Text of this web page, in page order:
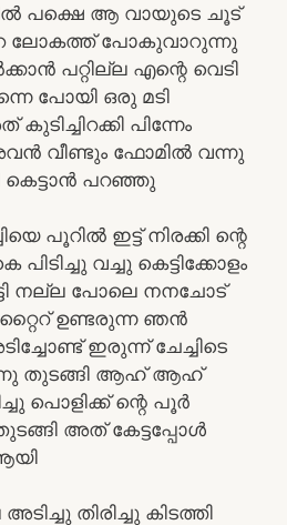
പക്ഷെ ആ വായുടെ ചൂട്
ലോകത്ത് പോകുവാറുന്നു
പറ്റില്ല എന്റെ വെടി
പോയി ഒരു മടി
പിന്നേം
വീണ്ടും ഫോമിൽ വന്നു
കെട്ടാൻ പറഞ്ഞു
പൂറിൽ ഇട്ട് നിരക്കി ന്റെ
പിടിച്ചു വച്ചു കെട്ടിക്കോളം
നല്ല പോലെ നനചോട്
റ്റൈറ് ഉണ്ടരുന്ന ഞൻ
ഇരുന്ന് ചേച്ചിടെ
തുടങ്ങി ആഹ് ആഹ്
പൊളിക്ക് ന്റെ പൂർ
അത് കേട്ടപ്പോൾ
തിരിച്ചു കിടത്തി